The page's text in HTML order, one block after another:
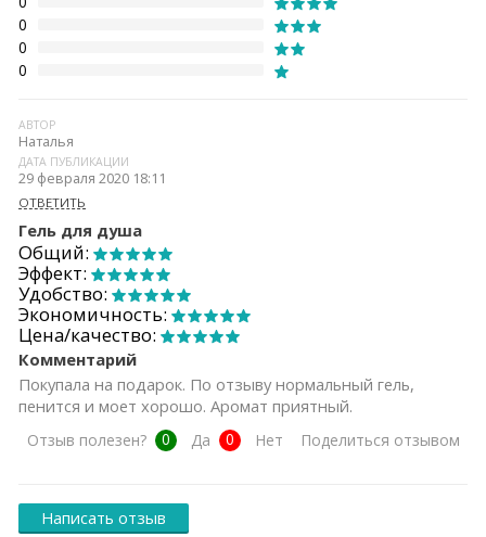
0
0
0
АВТОР
Наталья
ДАТА ПУБЛИКАЦИИ
29 февраля 2020 18:11
ОТВЕТИТЬ
Гель для душа
Общий:
Эффект:
Удобство:
Экономичность:
Цена/качество:
Комментарий
Покупала на подарок. По отзыву нормальный гель,
пенится и моет хорошо. Аромат приятный.
Отзыв полезен? 0 Да 0 Нет Поделиться отзывом
Написать отзыв